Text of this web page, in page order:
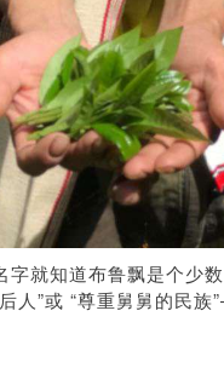
就知道布鲁飘是个少
人”或 “尊重舅舅的民